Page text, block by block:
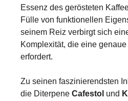
Essenz des gerösteten
Fülle von funktionellen
seinem Reiz verbirgt sich
Komplexität, die eine
erfordert.
Zu seinen faszinierendsten
die Diterpene Cafestol und